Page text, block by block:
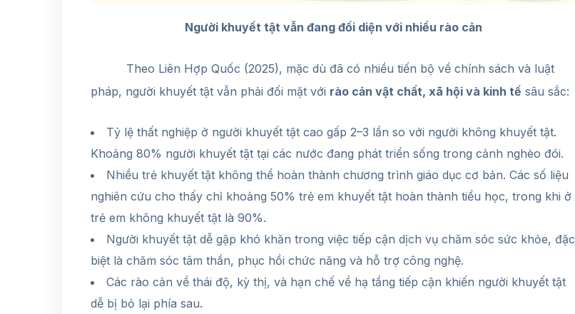
Người khuyết tật vẫn đang đối diện với nhiều rào cản
Theo Liên Hợp Quốc (2025), mặc dù đã có nhiều tiến bộ về chính sách và luật
pháp, người khuyết tật vẫn phải đối mặt với rào cản vật chất, xã hội và kinh tế sâu sắc:
Tỷ lệ thất nghiệp ở người khuyết tật cao gấp 2–3 lần so với người không khuyết tật.
Khoảng 80% người khuyết tật tại các nước đang phát triển sống trong cảnh nghèo đói.
Nhiều trẻ khuyết tật không thể hoàn thành chương trình giáo dục cơ bản. Các số liệu
nghiên cứu cho thấy chỉ khoảng 50% trẻ em khuyết tật hoàn thành tiểu học, trong khi ở
trẻ em không khuyết tật là 90%.
Người khuyết tật dễ gặp khó khăn trong việc tiếp cận dịch vụ chăm sóc sức khỏe, đặc
biệt là chăm sóc tâm thần, phục hồi chức năng và hỗ trợ công nghệ.
Các rào cản về thái độ, kỳ thị, và hạn chế về hạ tầng tiếp cận khiến người khuyết tật
dễ bị bỏ lại phía sau.